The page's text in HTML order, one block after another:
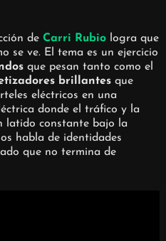
de Carri Rubiologra que
se ve. El tema es un ejercicio
que pesan tanto como el
brillantesque
eléctricos en una
donde el tráfico y la
latido constante bajo la
habla de identidades
que no termina de